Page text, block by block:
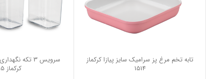
تابه تخم مرغ پز سرامیک سایز پیازا کرکماز
1514
سرويس 3 تكه
کرکماز 615